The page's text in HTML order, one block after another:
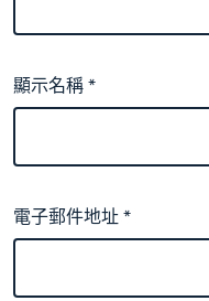
顯示名稱*
電子郵件地址*